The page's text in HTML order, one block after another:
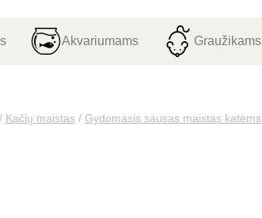
Akvariumams Graužikams
/ Kačių maistas / Gydomasis sausas maistas katėms